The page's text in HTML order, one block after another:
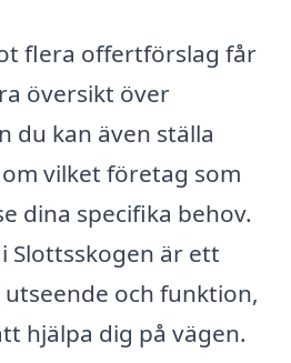
flera offertförslag får
översikt över
du kan även ställa
vilket företag som
dina specifika behov.
Slottsskogen är ett
och funktion,
hjälpa dig på vägen.